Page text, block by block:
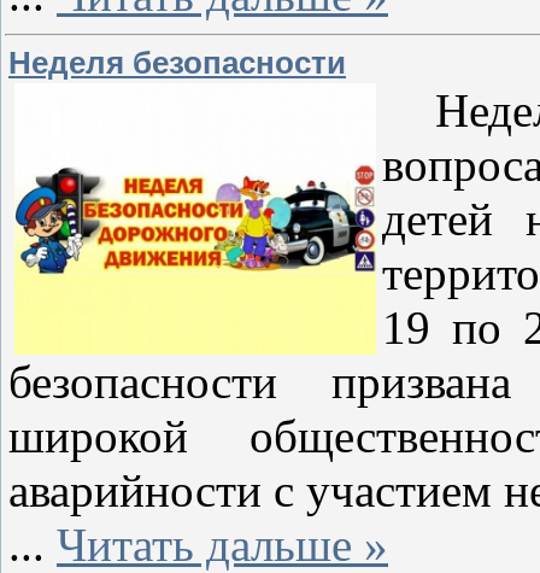
Неделя безопасности
детей
19 по
безопасности
широкой
аварийности с участием
... Читать дальше »